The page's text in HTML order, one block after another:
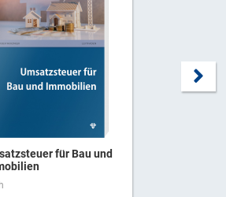
für Bau und